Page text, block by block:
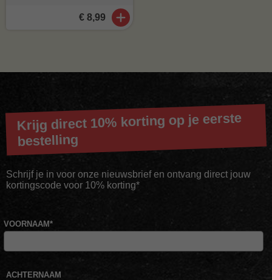
€ 8,99
Krijg direct 10% korting op je eerste
bestelling
Schrijf je in voor onze nieuwsbrief en ontvang direct jouw
kortingscode voor 10% korting*
VOORNAAM*
ACHTERNAAM